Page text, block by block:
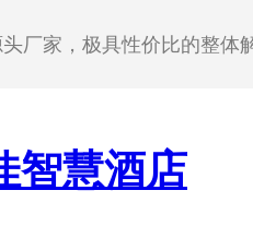
厂家，极具性价比的整体
智慧酒店